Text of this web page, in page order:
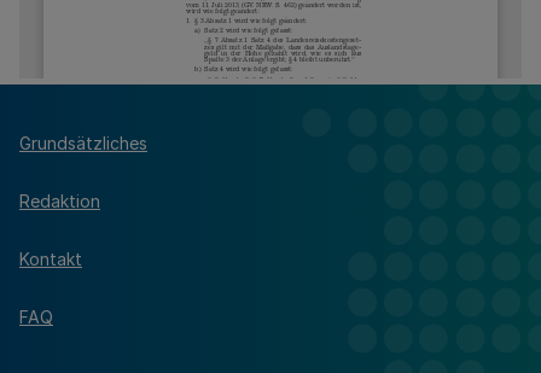
Grundsätzliches
Redaktion
Kontakt
FAQ